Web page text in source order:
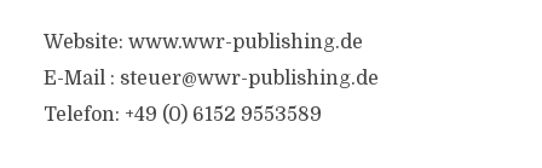
Website: www.wwr-publishing.de
E-Mail : steuer@wwr-publishing.de
Telefon: +49 (0) 6152 9553589